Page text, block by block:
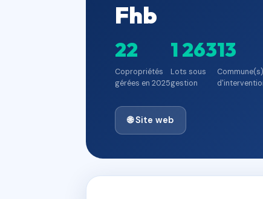
Fhb
22
Copropriétés
gérées en 2025
1 263
Lots sous
gestion
13
Commune(s)
🌐 Site web